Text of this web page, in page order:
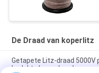
De Draad van koperlitz
Getapete Litz-draad 5000V
bedekte koperdraad